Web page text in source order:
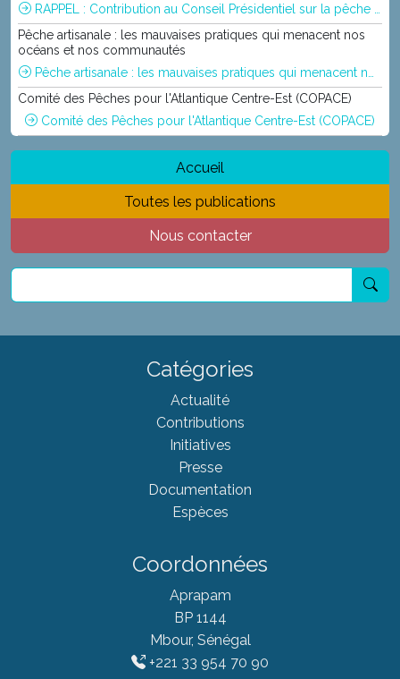
RAPPEL : Contribution au Conseil Présidentiel sur la pêche et l’aquaculture. Données et avis tirés du document introductif
Pêche artisanale : les mauvaises pratiques qui menacent nos
océans et nos communautés
Pêche artisanale : les mauvaises pratiques qui menacent nos océans et nos communautés
Comité des Pêches pour l'Atlantique Centre-Est (COPACE)
Comité des Pêches pour l'Atlantique Centre-Est (COPACE)
Accueil
Toutes les publications
Nous contacter
Catégories
Actualité
Contributions
Initiatives
Presse
Documentation
Espèces
Coordonnées
Aprapam
BP 1144
Mbour, Sénégal
+221 33 954 70 90